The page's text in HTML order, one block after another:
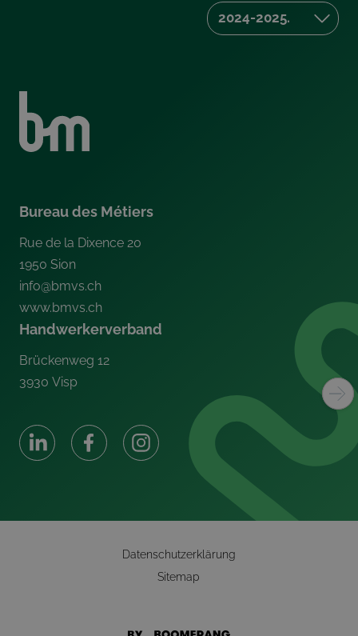
Bureau des Métiers
Rue de la Dixence 20
1950 Sion
info@bmvs.ch
www.bmvs.ch
Handwerkerverband
Brückenweg 12
3930 Visp
Datenschutzerklärung
Sitemap